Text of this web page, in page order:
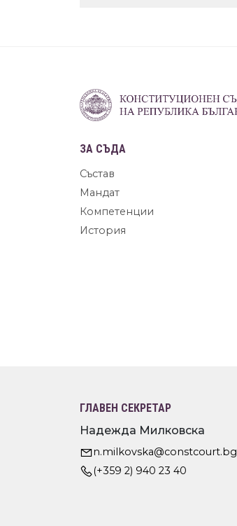
ЗА СЪДА
Състав
Мандат
Компетенции
История
ГЛАВЕН СЕКРЕТАР
Надежда Милковска
n.milkovska@constcourt.bg
(+359 2) 940 23 40